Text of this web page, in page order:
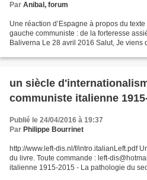
Par Anibal, forum
Une réaction d’Espagne à propos du
gauche communiste : de la forteresse
Baliverna Le 28 avril 2016 Salut, Je viens
un siècle
communiste italienne
Publié le 24/04/2016 à 19:37
Par Philippe Bourrinet
http://www.left-dis.nl/f/intro.italianLeft.pdf
du livre. Toute commande : left-
italienne 1915-2015 - La pathologie du